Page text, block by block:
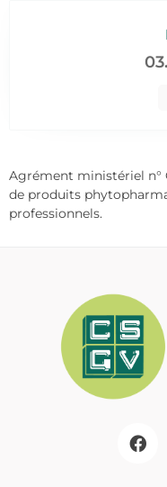
Agrément ministériel n°
de produits
professionnels.